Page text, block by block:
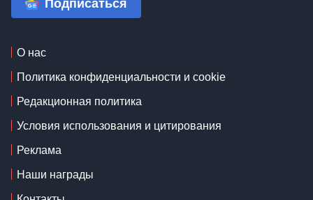
Подписаться
О нас
Политика конфиденциальности и cookie
Редакционная политика
Условия использования и цитирования
Реклама
Наши награды